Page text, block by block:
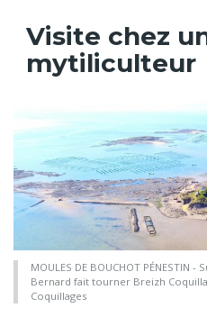
Visite chez
mytiliculteur
MOULES DE BOUCHOT PÉNESTIN
Bernard fait tourner Breizh
Coquillages